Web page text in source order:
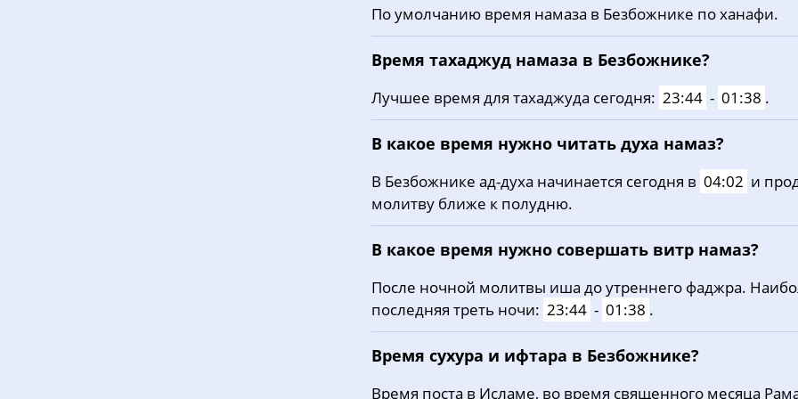
20, Чт
01:51 04:13 11:48
21, Пт
01:52 04:15
22, Сб
01:53 04:17 11:48
11:47
25, Вт
01:56
26, Ср
01:57 04:27 11:47
27, Чт
01:58 04:29 11:46
28, Пт
01:59 04:31
29, Сб
02:01 04:34
30, Вс
02:05 04:36 11:45
По умолчанию время намаза в Безбожнике по ханафи.
Время тахаджуд намаза в Безбожнике?
Лучшее время для тахаджуда сегодня: 23:44 - 01:38 .
В какое время нужно читать духа намаз?
В Безбожнике ад-духа начинается сегодня в 04:02 и
молитву ближе к полудню.
В какое время нужно совершать витр намаз?
После ночной молитвы иша до утреннего фаджра.
последняя треть ночи: 23:44 - 01:38 .
Время сухура и ифтара в Безбожнике?
Время поста в Исламе, во время священного месяца